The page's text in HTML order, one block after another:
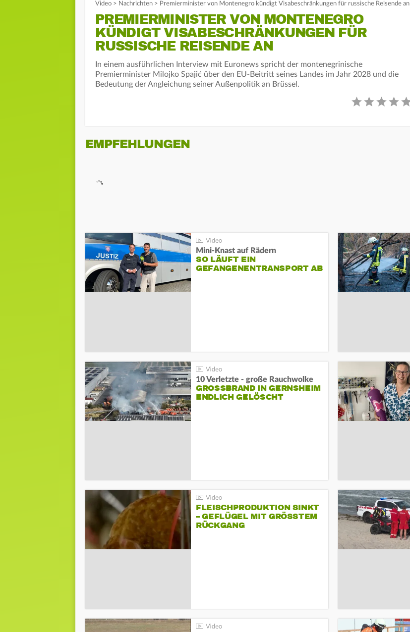
Video > Nachrichten > Premierminister von Montenegro kündigt Visabeschränkungen für russische Reisende an
PREMIERMINISTER VON MONTENEGRO
KÜNDIGT VISABESCHRÄNKUNGEN FÜR
RUSSISCHE REISENDE AN
In einem ausführlichen Interview mit Euronews spricht der montenegrinische
Premierminister Milojko Spajić über den EU-Beitritt seines Landes im Jahr 2028 und die
Bedeutung der Angleichung seiner Außenpolitik an Brüssel.
EMPFEHLUNGEN
Mini-Knast auf Rädern
SO LÄUFT EIN
GEFANGENENTRANSPORT AB
10 Verletzte - große Rauchwolke
GROSSBRAND IN GERNSHEIM E
NDLICH GELÖSCHT
FLEISCHPRODUKTION SINKT
– GEFLÜGEL MIT GRÖSSTEM R
ÜCKGANG